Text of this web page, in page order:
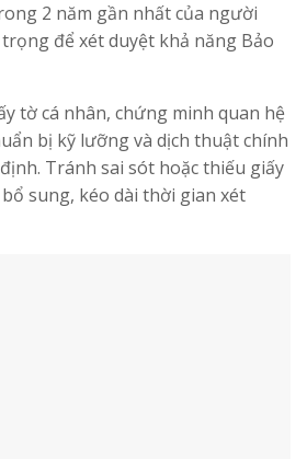
2 năm gần nhất của người
để xét duyệt khả năng Bảo
tờ cá nhân, chứng minh quan hệ
bị kỹ lưỡng và dịch thuật chính
Tránh sai sót hoặc thiếu giấy
sung, kéo dài thời gian xét